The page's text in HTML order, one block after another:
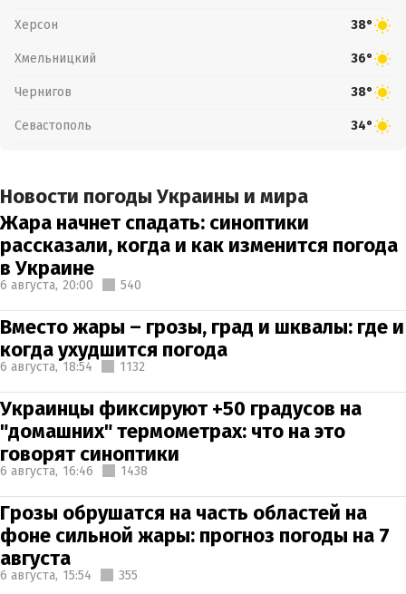
Херсон 38°
Хмельницкий 36°
Чернигов 38°
Севастополь 34°
Новости погоды Украины и мира
Жара начнет спадать: синоптики
рассказали, когда и как изменится погода
в Украине
6 августа, 20:00 540
Вместо жары – грозы, град и шквалы: где и
когда ухудшится погода
6 августа, 18:54 1132
Украинцы фиксируют +50 градусов на
"домашних" термометрах: что на это
говорят синоптики
6 августа, 16:46 1438
Грозы обрушатся на часть областей на
фоне сильной жары: прогноз погоды на 7
августа
6 августа, 15:54 355